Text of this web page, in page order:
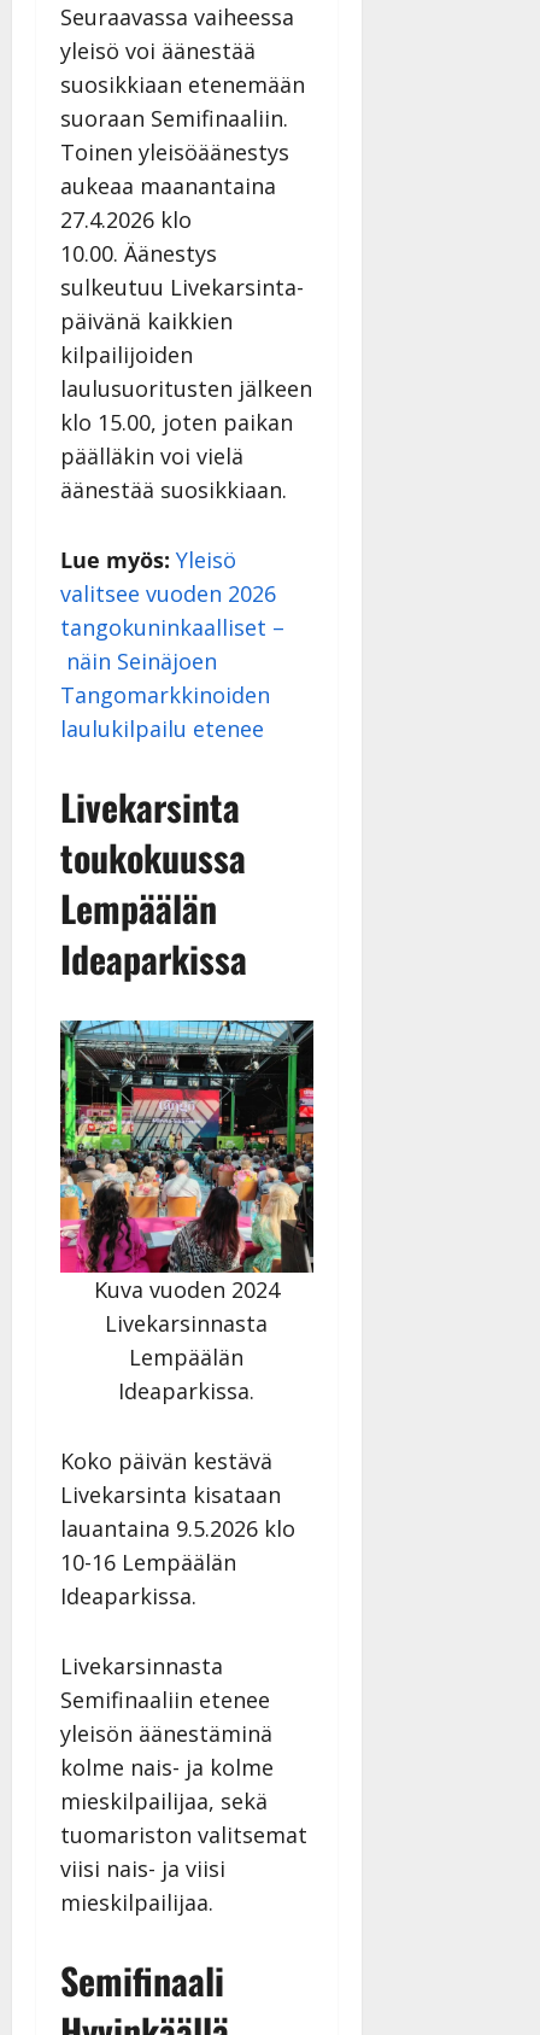
Seuraavassa vaiheessa
yleisö voi äänestää
suosikkiaan etenemään
suoraan Semifinaaliin.
Toinen yleisöäänestys
aukeaa maanantaina
27.4.2026 klo
10.00. Äänestys
sulkeutuu Livekarsinta-
päivänä kaikkien
kilpailijoiden
laulusuoritusten jälkeen
klo 15.00, joten paikan
päälläkin voi vielä
äänestää suosikkiaan.
Lue myös: Yleisö
valitsee vuoden 2026
tangokuninkaalliset –
näin Seinäjoen
Tangomarkkinoiden
laulukilpailu etenee
Livekarsinta
toukokuussa
Lempäälän
Ideaparkissa
Kuva vuoden 2024
Livekarsinnasta
Lempäälän
Ideaparkissa.
Koko päivän kestävä
Livekarsinta kisataan
lauantaina 9.5.2026 klo
10-16 Lempäälän
Ideaparkissa.
Livekarsinnasta
Semifinaaliin etenee
yleisön äänestäminä
kolme nais- ja kolme
mieskilpailijaa, sekä
tuomariston valitsemat
viisi nais- ja viisi
mieskilpailijaa.
Semifinaali